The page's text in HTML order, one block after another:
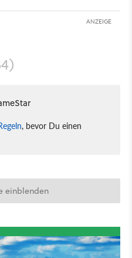
ANZEIGE
, bevor Du einen
einblenden